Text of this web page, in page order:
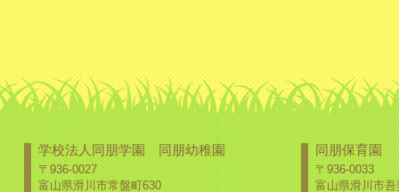
学校法人同朋学園 同朋幼稚園
〒936-0027
富山県滑川市常盤町630
同朋保育園
〒936-0033
富山県滑川市吾